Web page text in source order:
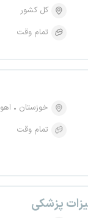
کل کشور
تمام وقت
خوزستان
تمام وقت
پزشکی